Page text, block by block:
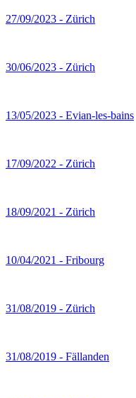
27/09/2023 - Zürich
30/06/2023 - Zürich
13/05/2023 - Evian-les-bains
17/09/2022 - Zürich
18/09/2021 - Zürich
10/04/2021 - Fribourg
31/08/2019 - Zürich
31/08/2019 - Fällanden